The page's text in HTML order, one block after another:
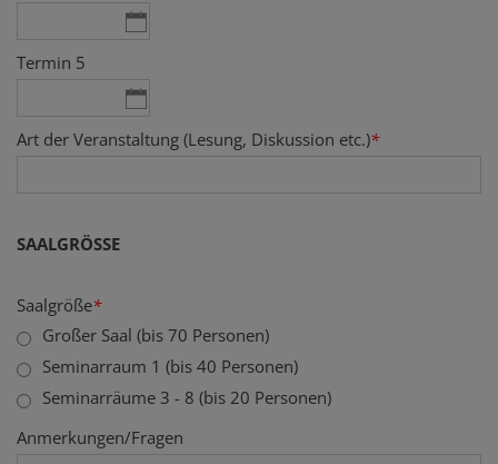
Termin 5
Art der Veranstaltung (Lesung, Diskussion etc.)*
SAALGRÖSSE
Saalgröße*
Großer Saal (bis 70 Personen)
Seminarraum 1 (bis 40 Personen)
Seminarräume 3 - 8 (bis 20 Personen)
Anmerkungen/Fragen